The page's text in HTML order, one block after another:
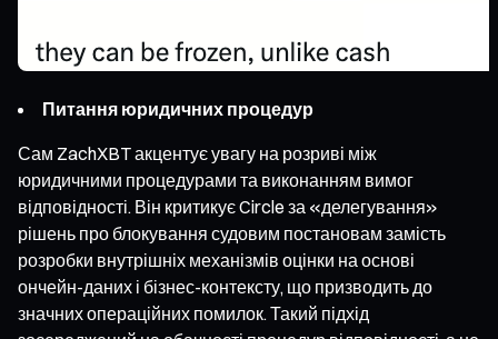
Питання юридичних процедур
Сам ZachXBT акцентує увагу на розриві між
юридичними процедурами та виконанням вимог
відповідності. Він критикує Circle за «делегування»
рішень про блокування судовим постановам замість
розробки внутрішніх механізмів оцінки на основі
ончейн-даних і бізнес-контексту, що призводить до
значних операційних помилок. Такий підхід